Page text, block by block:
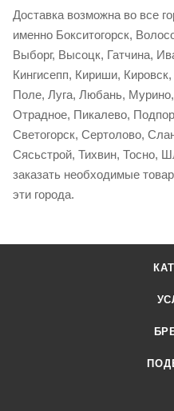
Доставка возможна во все
именно Бокситогорск,
Выборг, Высоцк, Гатчина,
Кингисепп, Кириши,
Поле, Луга, Любань,
Отрадное, Пикалево,
Светогорск, Сертолово,
Сясьстрой, Тихвин, Тосно,
заказать необходимые
эти города.